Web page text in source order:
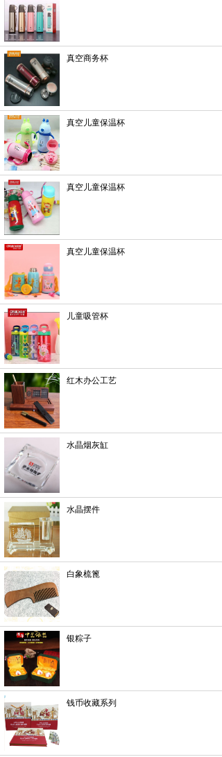
真空商务杯
真空儿童保温杯
真空儿童保温杯
真空儿童保温杯
儿童吸管杯
红木办公工艺
水晶烟灰缸
水晶摆件
白象梳篦
银粽子
钱币收藏系列